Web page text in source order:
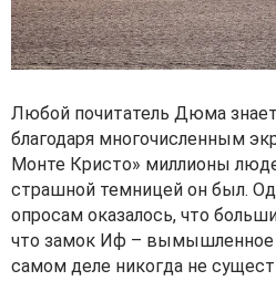
Любой почитатель Дюма
благодаря многочисленным
Монте Кристо» миллионы
страшной темницей он был.
опросам оказалось, что
что замок Иф – вымышленное
самом деле никогда не